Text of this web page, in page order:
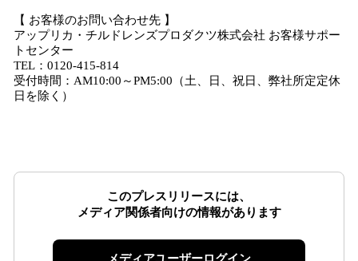
【 お客様のお問い合わせ先 】
アップリカ・チルドレンズプロダクツ株式会社 お客様サポー
トセンター
TEL：0120-415-814
受付時間：AM10:00～PM5:00（土、日、祝日、弊社所定定休
日を除く）
このプレスリリースには、
メディア関係者向けの情報があります